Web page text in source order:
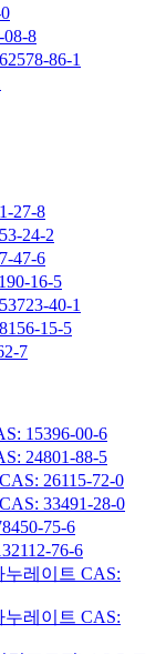
8
86-1
27-8
24-2
47-6
16-5
40-1
15-5
7
15396-00-6
24801-88-5
26115-72-0
33491-28-0
75-6
76-6
레이트 CAS:
레이트 CAS: